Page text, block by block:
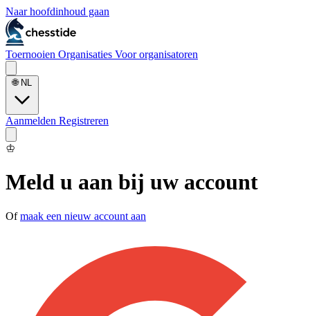
Naar hoofdinhoud gaan
Toernooien Organisaties Voor organisatoren
🌐 NL
Aanmelden Registreren
♔
Meld u aan bij uw account
Ofmaak een nieuw account aan